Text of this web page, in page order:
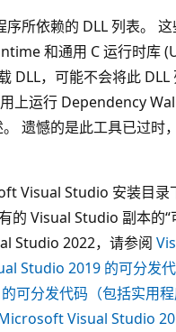
所依赖的 DLL 列表。 这
和通用 C 运行时库
DLL，可能不会将此 DLL
上运行 Dependency
。 遗憾的是此工具已过时
Visual Studio 安装目录
的 Visual Studio 副本的“
Studio 2022，请参阅
Studio 2019 的可分发
可分发代码（包括实用
Visual Studio